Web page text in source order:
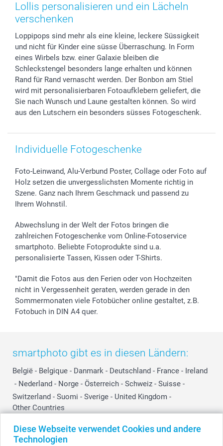
Diese Webseite verwendet Cookies und andere
Technologien
Zubehör & Material
Foto-Kalender & Agenden
Geschenk-Gutscheine (PDF)
AGB
Impressum
Partnerprogramme
Investor Relations
B2B smartbusiness
Widerrufsrecht
Muttertag
Vatertag
Hochzeit
Geburtstag
Geburt
Zu allen Anlässen
Anmelden /Registrieren
Preise und Versandkosten
72h Lieferung
Zahlungsmöglichkeiten
Sitemap
Status der Bestellung
smartfriends
smartgarantie
Lollis personalisieren und ein Lächeln
verschenken
Loppipops sind mehr als eine kleine, leckere Süssigkeit
und nicht für Kinder eine süsse Überraschung. In Form
eines Wirbels bzw. einer Galaxie bleiben die
Schleckstengel besonders lange erhalten und können
Rand für Rand vernascht werden. Der Bonbon am Stiel
wird mit personalisierbaren Fotoaufklebern geliefert, die
Sie nach Wunsch und Laune gestalten können. So wird
aus den Lutschern ein besonders süsses Fotogeschenk.
Individuelle Fotogeschenke
Foto-Leinwand, Alu-Verbund Poster, Collage oder Foto auf
Holz setzen die unvergesslichsten Momente richtig in
Szene. Ganz nach Ihrem Geschmack und passend zu
Ihrem Wohnstil.
Abwechslung in der Welt der Fotos bringen die
zahlreichen Fotogeschenke vom Online-Fotoservice
smartphoto. Beliebte Fotoprodukte sind u.a.
personalisierte Tassen, Kissen oder T-Shirts.
"Damit die Fotos aus den Ferien oder von Hochzeiten
nicht in Vergessenheit geraten, werden gerade in den
Sommermonaten viele Fotobücher online gestaltet, z.B.
Fotobuch in DIN A4 quer.
smartphoto gibt es in diesen Ländern:
België - Belgique - Danmark - Deutschland - France - Ireland
- Nederland - Norge - Österreich - Schweiz - Suisse -
Switzerland - Suomi - Sverige - United Kingdom -
Other Countries
Alle Preise verstehen sich in EURO (€) inkl. MwSt. und zzgl. Versandkosten.